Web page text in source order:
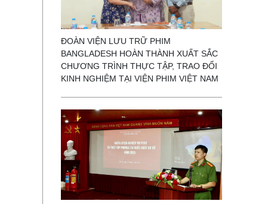
ĐOÀN VIỆN LƯU TRỮ PHIM
BANGLADESH HOÀN THÀNH XUẤT SẮC
CHƯƠNG TRÌNH THỰC TẬP, TRAO ĐỔI
KINH NGHIỆM TẠI VIỆN PHIM VIỆT NAM